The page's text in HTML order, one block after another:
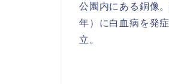
公園内にある銅像
年）に白血病を発
立。